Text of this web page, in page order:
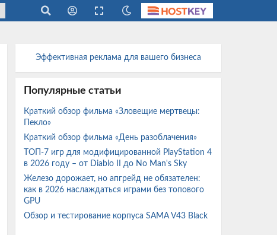
Эффективная реклама для вашего бизнеса
Популярные статьи
Краткий обзор фильма «Зловещие мертвецы:
Пекло»
Краткий обзор фильма «День разоблачения»
ТОП-7 игр для модифицированной PlayStation 4
в 2026 году – от Diablo II до No Man's Sky
Железо дорожает, но апгрейд не обязателен:
как в 2026 наслаждаться играми без топового
GPU
Обзор и тестирование корпуса SAMA V43 Black